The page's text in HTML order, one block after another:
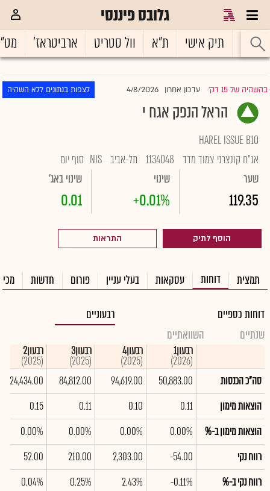
גלובס פיננסי
ראשי תיק אישי ת"א וול סטריט ארביטראז'
בהשהיה של 15 דק' |עדכון אחרון 4/8/2026 לצפות בנתונים ללא השהיה
הראל הנפק אגח י
HAREL ISSUE B10
אג"ח קונצרני צמוד מדד 1134048 תל-אביב NIS סוף יום
שער
119.35
שינוי
+0.01%
שינוי באג'
0.01
הוסף לתיק התראות
תמצית דוחות עסקאות בעלי עניין פורום חדשות
דוחות כספיים
רבעוניים
שנתיים
השוואתיים
רבעון1
(2026)
רבעון4
(2025)
רבעון3
(2025)
רבעון2
(2025)
סה"כ הכנסות
50,883.00
94,619.00
84,812.00
124,434.00
הוצאות מימון
0.11
0.10
0.11
0.15
הוצאות מימון ב-%
0.00%
0.00%
0.00%
0.00%
רווח נקי
-54.00
2,303.00
210.00
52.00
רווח נקי ב-%
-0.11%
2.43%
0.25%
0.04%